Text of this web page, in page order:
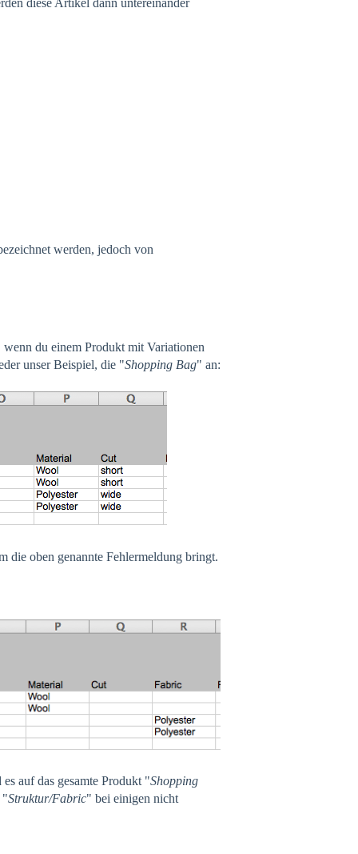
diese Artikel dann untereinander
werden, jedoch von
du einem Produkt mit Variationen
unser Beispiel, die "Shopping Bag" an:
die oben genannte Fehlermeldung bringt.
auf das gesamte Produkt "Shopping
"Struktur/Fabric" bei einigen nicht